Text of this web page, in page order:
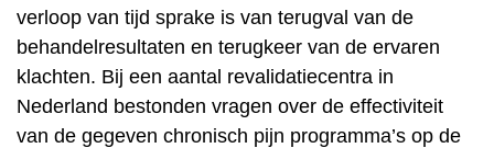
verloop van tijd sprake is van terugval van de
behandelresultaten en terugkeer van de ervaren
klachten. Bij een aantal revalidatiecentra in
Nederland bestonden vragen over de effectiviteit
van de gegeven chronisch pijn programma’s op de